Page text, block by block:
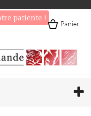
patiente !
Panier